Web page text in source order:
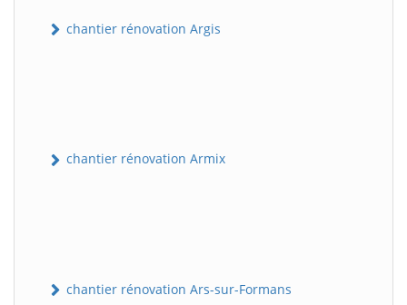
chantier rénovation Argis
chantier rénovation Armix
chantier rénovation Ars-sur-Formans